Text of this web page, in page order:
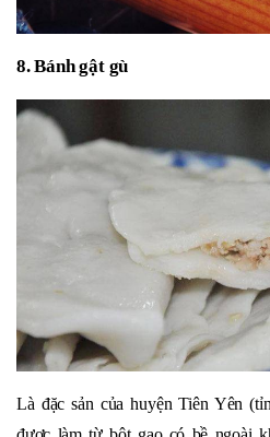
8. Bánh gật gù
Là đặc sản của huyện Tiên Yên